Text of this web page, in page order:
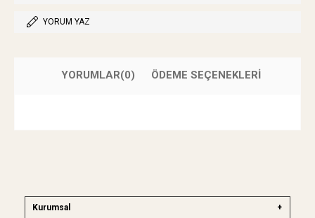
YORUM YAZ
YORUMLAR(0) ÖDEME SEÇENEKLERI
Kurumsal